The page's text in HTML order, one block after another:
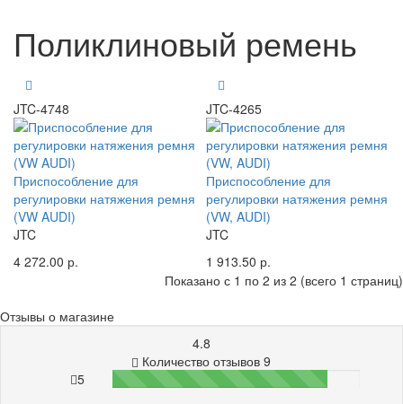
Поликлиновый ремень
JTC-4748
Приспособление для
регулировки натяжения ремня
(VW AUDI)
JTC
4 272.00 р.
JTC-4265
Приспособление для
регулировки натяжения ремня
(VW, AUDI)
JTC
1 913.50 р.
Показано с 1 по 2 из 2 (всего 1 страниц)
Отзывы о магазине
4.8
Количество отзывов 9
5
87%